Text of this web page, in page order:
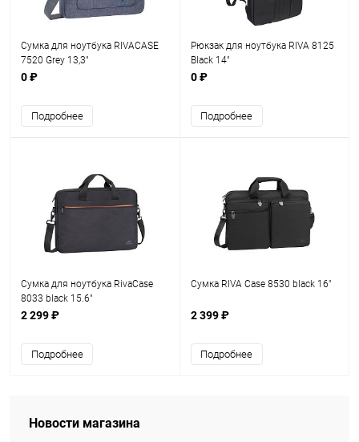
Сумка для ноутбука RIVACASE
7520 Grey 13,3"
0 ₽
Подробнее
Рюкзак для ноутбука RIVA 8125
Black 14"
0 ₽
Подробнее
Сумка для ноутбука RivaCase
8033 black 15.6"
2 299 ₽
Подробнее
Сумка RIVA Case 8530 black 16"
2 399 ₽
Подробнее
Новости магазина